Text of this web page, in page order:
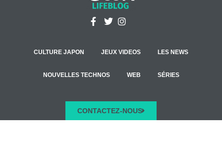
CULTURE JAPON JEUX VIDEOS LES NEWS
NOUVELLES TECHNOS WEB SÉRIES
CONTACTEZ-NOUS